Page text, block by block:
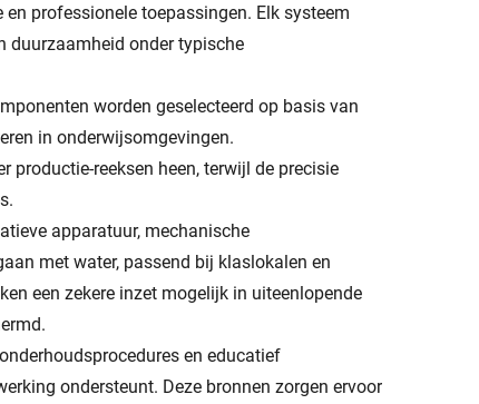
professionele toepassingen. Elk systeem
duurzaamheid onder typische
worden geselecteerd op basis van
in onderwijsomgevingen.
reeksen heen, terwijl de precisie
apparatuur, mechanische
met water, passend bij klaslokalen en
een zekere inzet mogelijk in uiteenlopende
en educatief
ondersteunt. Deze bronnen zorgen ervoor